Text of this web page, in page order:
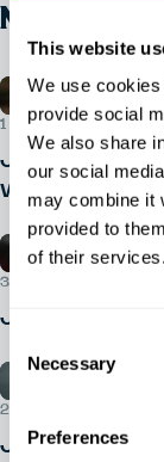
This website
We use
provide social
We also share
our social
may combine it
provided to
of their services.
Selection
Necessary
Preferences
NEWS
1 SIERPNIA 2026
Jakie
wymagane
30 LIPCA 2026 R.
Jak zapisać
29 LIPCA 2026 R.
Jak